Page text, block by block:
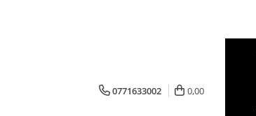
0771633002 0,00